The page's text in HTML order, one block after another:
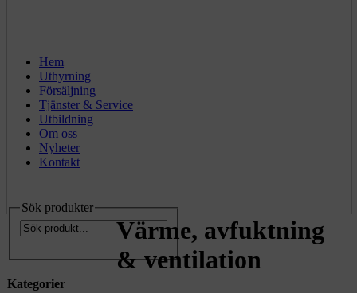
Hem
Uthyrning
Försäljning
Tjänster & Service
Utbildning
Om oss
Nyheter
Kontakt
Sök produkter
Kategorier
Värme, avfuktning
& ventilation